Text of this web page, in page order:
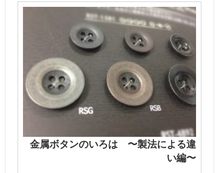
金属ボタンのいろは 〜製法による違
い編〜